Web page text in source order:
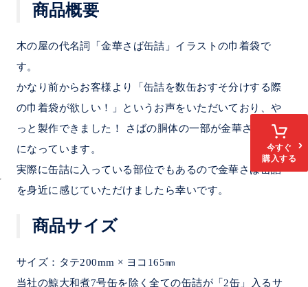
商品概要
木の屋の代名詞「金華さば缶詰」イラストの巾着袋で
す。
かなり前からお客様より「缶詰を数缶おすそ分けする際
の巾着袋が欲しい！」というお声をいただいており、や
っと製作できました！ さばの胴体の一部が金華さば缶詰
になっています。
実際に缶詰に入っている部位でもあるので金華さば缶詰
を身近に感じていただけましたら幸いです。
商品サイズ
サイズ：タテ200mm × ヨコ165㎜
当社の鯨大和煮7号缶を除く全ての缶詰が「2缶」入るサ
今すぐ
購入する